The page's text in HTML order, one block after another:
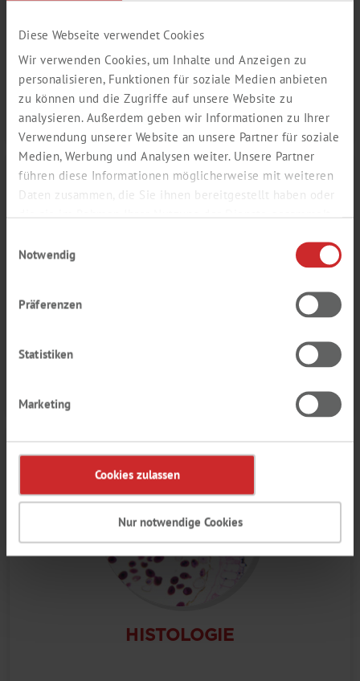
Diese Webseite verwendet Cookies
Wir verwenden Cookies, um Inhalte und Anzeigen zu
personalisieren, Funktionen für soziale Medien anbieten
zu können und die Zugriffe auf unsere Website zu
analysieren. Außerdem geben wir Informationen zu Ihrer
Verwendung unserer Website an unsere Partner für soziale
Medien, Werbung und Analysen weiter. Unsere Partner
führen diese Informationen möglicherweise mit weiteren
Daten zusammen, die Sie ihnen bereitgestellt haben oder
Notwendig
Präferenzen
Statistiken
Marketing
Cookies zulassen
Nur notwendige Cookies
ZELLKULTUR
HISTOLOGIE